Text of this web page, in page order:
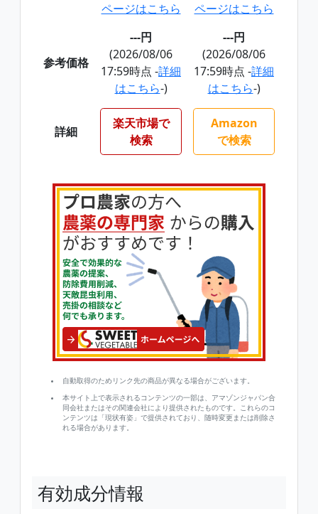
ページはこちら
ページはこちら
参考価格
---円
(2026/08/06
17:59時点 -詳細
はこちら-)
---円
(2026/08/06
17:59時点 -詳細
はこちら-)
詳細
楽天市場で
検索
Amazon
で検索
自動取得のためリンク先の商品が異なる場合がございます。
本サイト上で表示されるコンテンツの一部は、アマゾンジャパン合
同会社またはその関連会社により提供されたものです。これらのコ
ンテンツは「現状有姿」で提供されており、随時変更または削除さ
れる場合があります。
有効成分情報